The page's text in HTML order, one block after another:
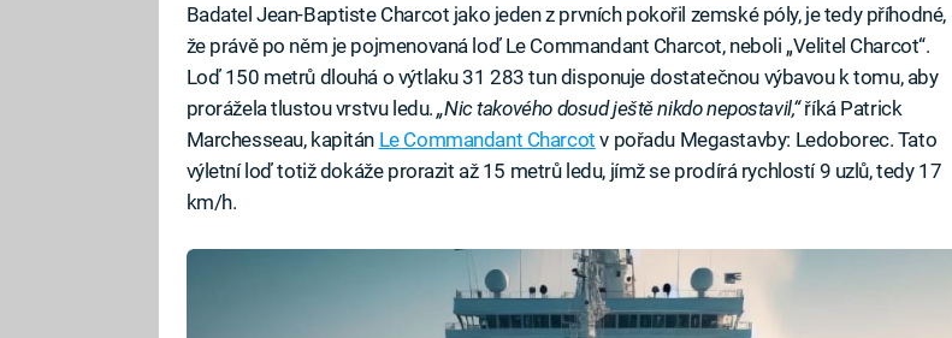
Badatel Jean-Baptiste Charcot jako jeden z prvních pokořil zemské póly, je tedy příhodné,
že právě po něm je pojmenovaná loď Le Commandant Charcot, neboli „Velitel Charcot“.
Loď 150 metrů dlouhá o výtlaku 31 283 tun disponuje dostatečnou výbavou k tomu, aby
prorážela tlustou vrstvu ledu.„Nic takového dosud ještě nikdo nepostavil,“říká Patrick
Marchesseau, kapitán Le Commandant Charcot v pořadu Megastavby: Ledoborec. Tato
výletní loď totiž dokáže prorazit až 15 metrů ledu, jímž se prodírá rychlostí 9 uzlů, tedy 17
km/h.